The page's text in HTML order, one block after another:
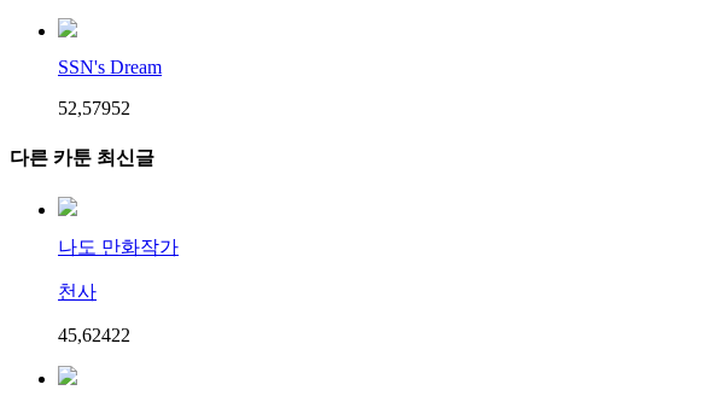
SSN's Dream
52,57952
다른 카툰 최신글
나도 만화작가
천사
45,62422